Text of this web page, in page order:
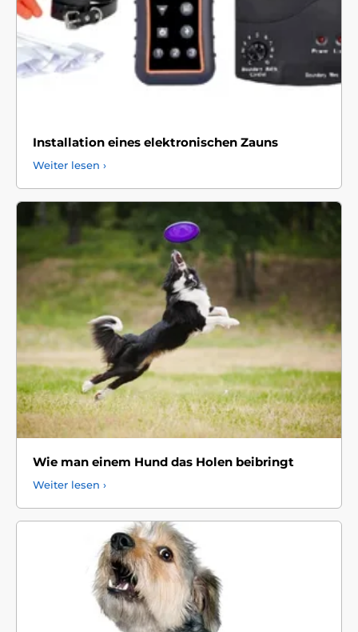
Installation eines elektronischen Zauns
Weiter lesen ›
Wie man einem Hund das Holen beibringt
Weiter lesen ›